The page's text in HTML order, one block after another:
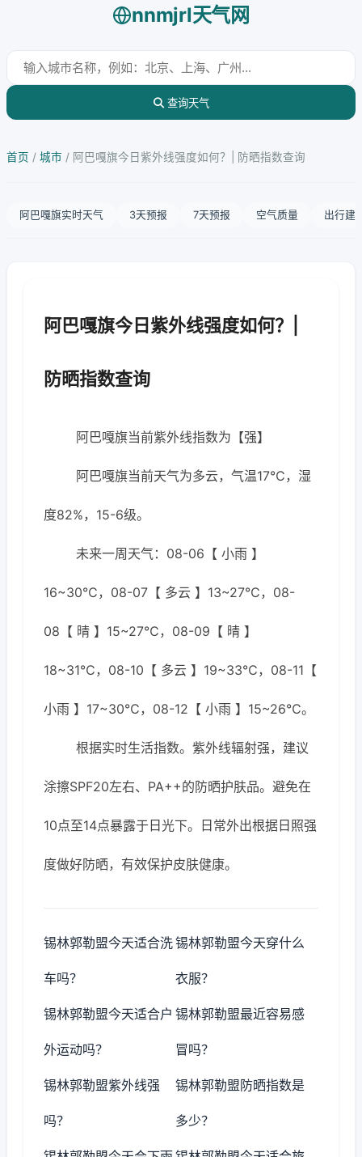
nnmjrl天气网
查询天气
首页 / 城市 / 阿巴嘎旗今日紫外线强度如何？| 防晒指数查询
阿巴嘎旗实时天气 3天预报 7天预报 空气质量 出行建
阿巴嘎旗今日紫外线强度如何？|
防晒指数查询
阿巴嘎旗当前紫外线指数为【强】
阿巴嘎旗当前天气为多云，气温17℃，湿
度82%，15-6级。
未来一周天气：08-06【 小雨 】
16~30℃，08-07【 多云 】13~27℃，08-
08【 晴 】15~27℃，08-09【 晴 】
18~31℃，08-10【 多云 】19~33℃，08-11【
小雨 】17~30℃，08-12【 小雨 】15~26℃。
根据实时生活指数。紫外线辐射强，建议
涂擦SPF20左右、PA++的防晒护肤品。避免在
10点至14点暴露于日光下。日常外出根据日照强
度做好防晒，有效保护皮肤健康。
锡林郭勒盟今天适合洗
车吗？
锡林郭勒盟今天穿什么
衣服？
锡林郭勒盟今天适合户
外运动吗？
锡林郭勒盟最近容易感
冒吗？
锡林郭勒盟紫外线强
吗？
锡林郭勒盟防晒指数是
多少？